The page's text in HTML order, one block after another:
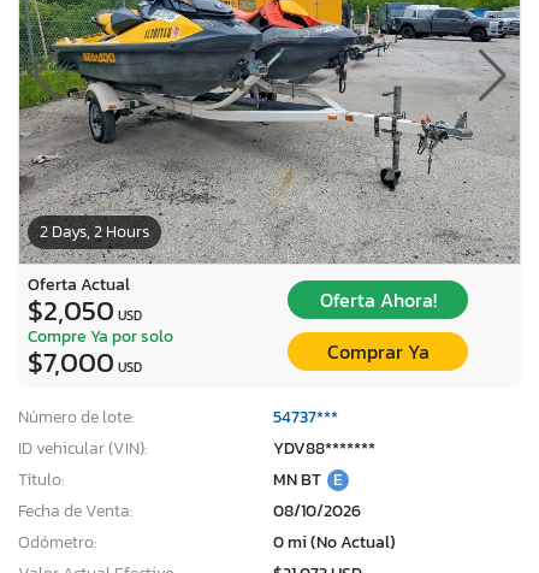
2 Days, 2 Hours
Oferta Actual
$2,050 USD
Oferta Ahora!
Compre Ya por solo
$7,000 USD
Comprar Ya
Número de lote:
54737***
ID vehicular (VIN):
YDV88*******
Título:
MN BT E
Fecha de Venta:
08/10/2026
Odómetro:
0 mi (No Actual)